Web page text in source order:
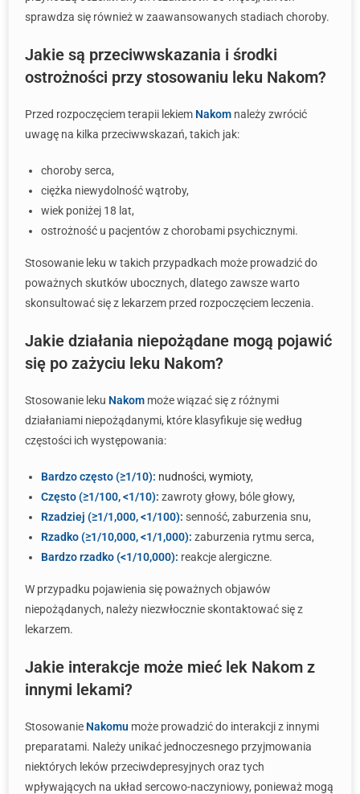
sprawdza się również w zaawansowanych stadiach choroby.
Jakie są przeciwwskazania i środki
ostrożności przy stosowaniu leku Nakom?
Przed rozpoczęciem terapii lekiem Nakom należy zwrócić
uwagę na kilka przeciwwskazań, takich jak:
choroby serca,
ciężka niewydolność wątroby,
wiek poniżej 18 lat,
ostrożność u pacjentów z chorobami psychicznymi.
Stosowanie leku w takich przypadkach może prowadzić do
poważnych skutków ubocznych, dlatego zawsze warto
skonsultować się z lekarzem przed rozpoczęciem leczenia.
Jakie działania niepożądane mogą pojawić
się po zażyciu leku Nakom?
Stosowanie leku Nakom może wiązać się z różnymi
działaniami niepożądanymi, które klasyfikuje się według
częstości ich występowania:
Bardzo często (≥1/10): nudności, wymioty,
Często (≥1/100, <1/10): zawroty głowy, bóle głowy,
Rzadziej (≥1/1,000, <1/100): senność, zaburzenia snu,
Rzadko (≥1/10,000, <1/1,000): zaburzenia rytmu serca,
Bardzo rzadko (<1/10,000): reakcje alergiczne.
W przypadku pojawienia się poważnych objawów
niepożądanych, należy niezwłocznie skontaktować się z
lekarzem.
Jakie interakcje może mieć lek Nakom z
innymi lekami?
Stosowanie Nakomu może prowadzić do interakcji z innymi
preparatami. Należy unikać jednoczesnego przyjmowania
niektórych leków przeciwdepresyjnych oraz tych
wpływających na układ sercowo-naczyniowy, ponieważ mogą